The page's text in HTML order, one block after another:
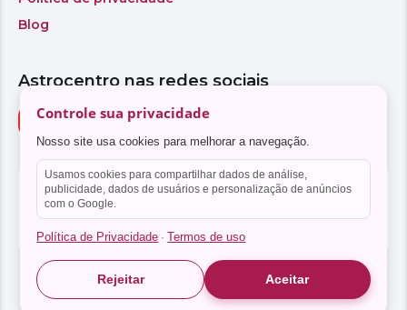
Controle sua privacidade
Nosso site usa cookies para melhorar a navegação.
Usamos cookies para compartilhar dados de análise,
publicidade, dados de usuários e personalização de anúncios
com o Google.
Política de Privacidade · Termos de uso
Rejeitar Aceitar